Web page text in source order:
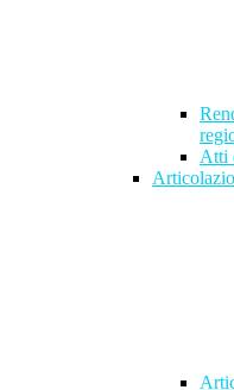
Atti